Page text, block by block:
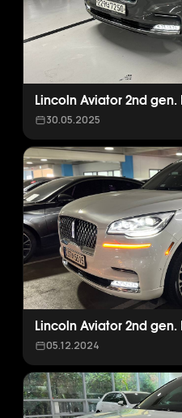
Lincoln Aviator 2nd gen.
30.05.2025
Lincoln Aviator 2nd gen.
05.12.2024